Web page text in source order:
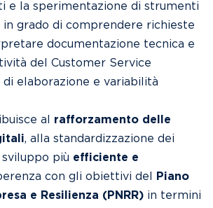
e la sperimentazione di strumenti
in grado di comprendere richieste
documentazione tecnica e
del Customer Service
elaborazione e variabilità
al rafforzamento delle
, alla standardizzazione dei
più efficiente e
con gli obiettivi del
Piano
e Resilienza (PNRR) in termini